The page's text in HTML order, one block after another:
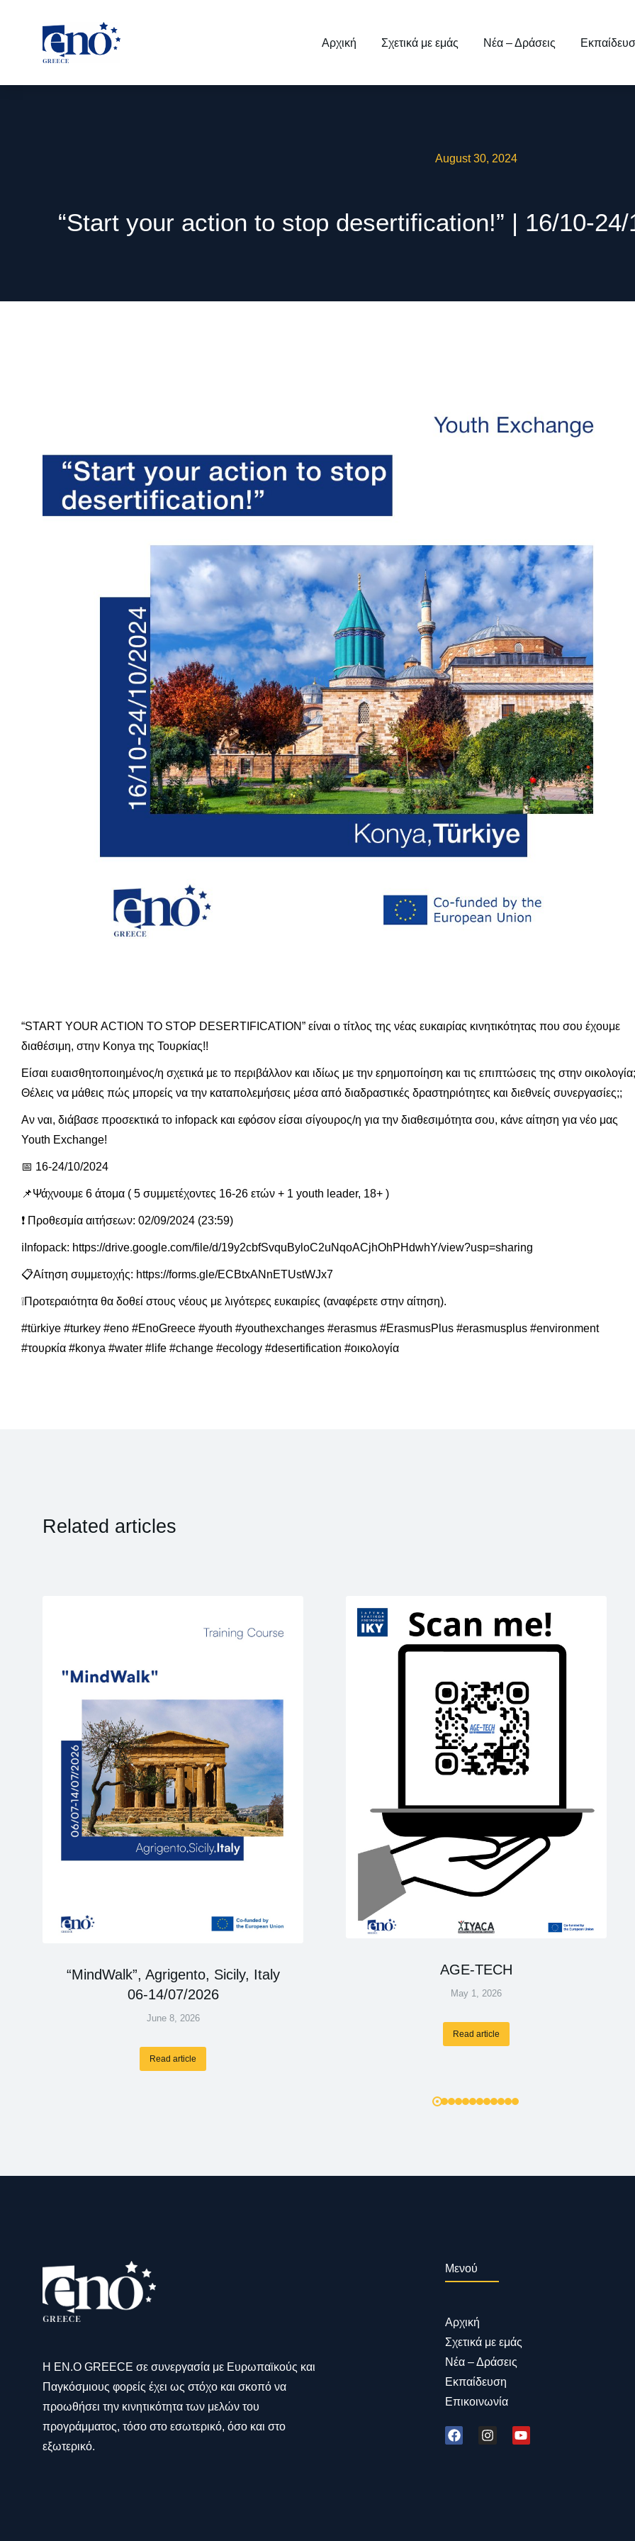
Αρχική Σχετικά με εμάς Νέα – Δράσεις
August 30, 2024
“Start your action to stop desertification!” | 16/10-
“START YOUR ACTION TO STOP DESERTIFICATION” είναι ο τίτλος της νέας ευκαιρίας κινητικότητας που σου έχουμε
διαθέσιμη, στην Konya της Τουρκίας!!
Είσαι ευαισθητοποιημένος/η σχετικά με το περιβάλλον και ιδίως με την ερημοποίηση και τις επιπτώσεις της στην οικολογία;
Θέλεις να μάθεις πώς μπορείς να την καταπολεμήσεις μέσα από διαδραστικές δραστηριότητες και διεθνείς συνεργασίες;;
Αν ναι, διάβασε προσεκτικά το infopack και εφόσον είσαι σίγουρος/η για την διαθεσιμότητα σου, κάνε αίτηση για νέο μας
Youth Exchange!
📅 16-24/10/2024
📌Ψάχνουμε 6 άτομα ( 5 συμμετέχοντες 16-26 ετών + 1 youth leader, 18+ )
❗ Προθεσμία αιτήσεων: 02/09/2024 (23:59)
ℹInfopack: https://drive.google.com/file/d/19y2cbfSvquByloC2uNqoACjhOhPHdwhY/view?usp=sharing
📋Αίτηση συμμετοχής: https://forms.gle/ECBtxANnETUstWJx7
❕Προτεραιότητα θα δοθεί στους νέους με λιγότερες ευκαιρίες (αναφέρετε στην αίτηση).
#türkiye #turkey #eno #EnoGreece #youth #youthexchanges #erasmus #ErasmusPlus #erasmusplus #environment
#τουρκία #konya #water #life #change #ecology #desertification #οικολογία
Related articles
“MindWalk”, Agrigento, Sicily, Italy
06-14/07/2026
June 8, 2026
Read article
AGE-TECH
May 1, 2026
Read article
Η ΕΝ.Ο GREECE σε συνεργασία με Ευρωπαϊκούς και
Παγκόσμιους φορείς έχει ως στόχο και σκοπό να
προωθήσει την κινητικότητα των μελών του
προγράμματος, τόσο στο εσωτερικό, όσο και στο
εξωτερικό.
Μενού
Αρχική
Σχετικά με εμάς
Νέα – Δράσεις
Εκπαίδευση
Επικοινωνία